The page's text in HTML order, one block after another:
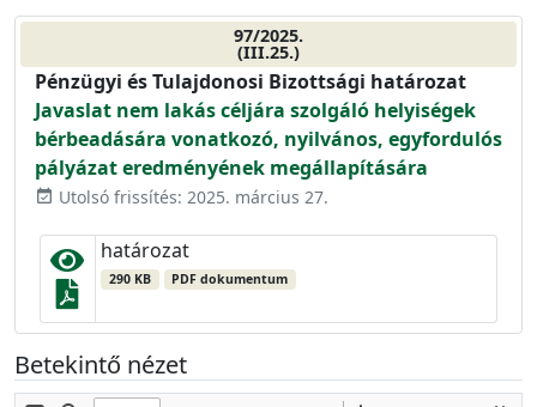
97/2025.
(III.25.)
Pénzügyi és Tulajdonosi Bizottsági határozat
Javaslat nem lakás céljára szolgáló helyiségek
bérbeadására vonatkozó, nyilvános, egyfordulós
pályázat eredményének megállapítására
event_available Utolsó frissítés: 2025. március 27.
határozat
290 KB PDF dokumentum
Betekintő nézet